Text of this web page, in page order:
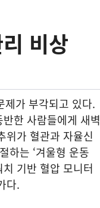
비상
제가 부각되고 있다.
한 사람들에게 새벽
위가 혈관과 자율신
하는 ‘겨울형 운동
기반 혈압 모니터
다.